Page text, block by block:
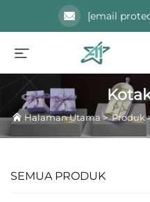
[email
Halaman Utama>Produk
SEMUA PRODUK